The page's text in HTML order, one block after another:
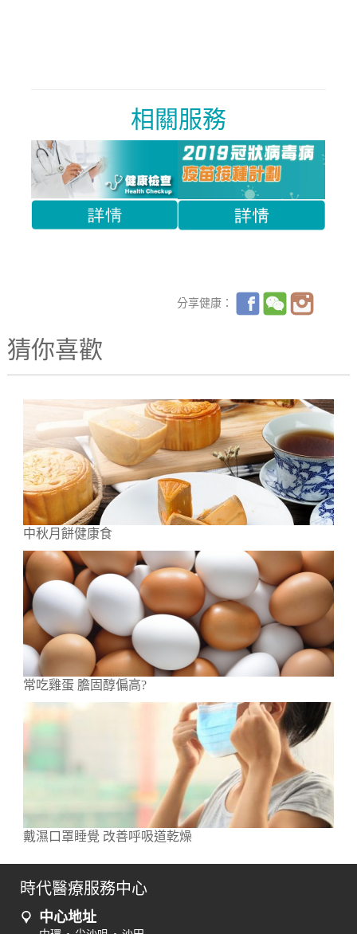
相關服務
分享健康：
猜你喜歡
中秋月餅健康食
常吃雞蛋 膽固醇偏高?
戴濕口罩睡覺 改善呼吸道乾燥
時代醫療服務中心
中心地址